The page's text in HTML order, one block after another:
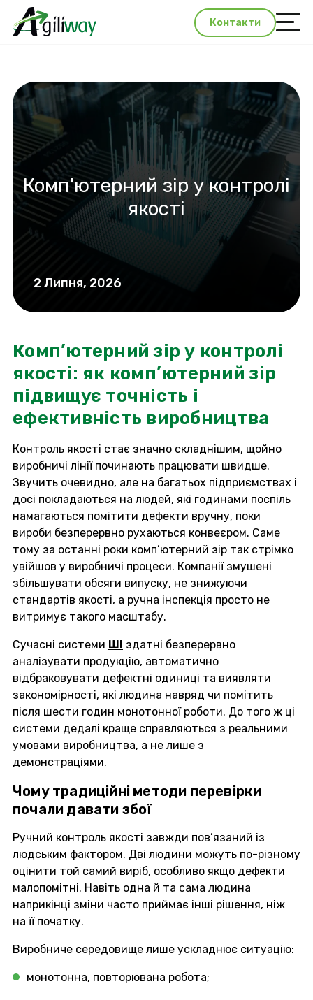
Контакти
2 Липня, 2026
Комп'ютерний зір у контролі
якості
Комп’ютерний зір у контролі
якості: як комп’ютерний зір
підвищує точність і
ефективність виробництва
Контроль якості стає значно складнішим, щойно
виробничі лінії починають працювати швидше.
Звучить очевидно, але на багатьох підприємствах і
досі покладаються на людей, які годинами поспіль
намагаються помітити дефекти вручну, поки
вироби безперервно рухаються конвеєром. Саме
тому за останні роки комп’ютерний зір так стрімко
увійшов у виробничі процеси. Компанії змушені
збільшувати обсяги випуску, не знижуючи
стандартів якості, а ручна інспекція просто не
витримує такого масштабу.
Сучасні системи ШІ здатні безперервно
аналізувати продукцію, автоматично
відбраковувати дефектні одиниці та виявляти
закономірності, які людина навряд чи помітить
після шести годин монотонної роботи. До того ж ці
системи дедалі краще справляються з реальними
умовами виробництва, а не лише з
демонстраціями.
Чому традиційні методи перевірки
почали давати збої
Ручний контроль якості завжди пов’язаний із
людським фактором. Дві людини можуть по-різному
оцінити той самий виріб, особливо якщо дефекти
малопомітні. Навіть одна й та сама людина
наприкінці зміни часто приймає інші рішення, ніж
на її початку.
Виробниче середовище лише ускладнює ситуацію:
монотонна, повторювана робота;